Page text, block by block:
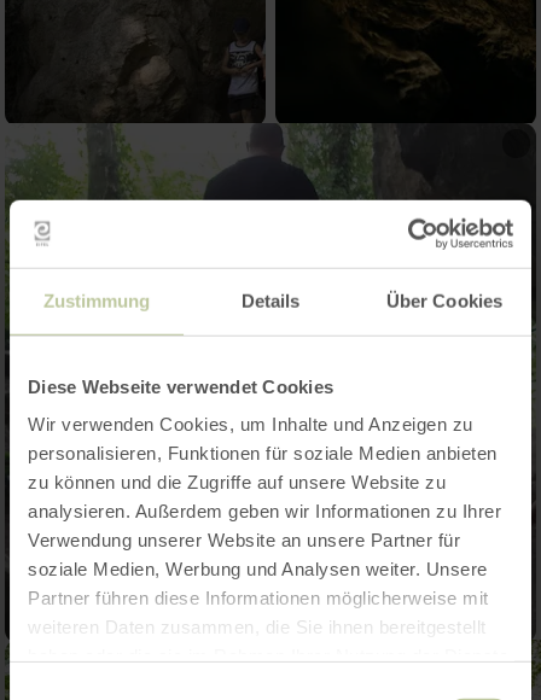
Zustimmung Details Über Cookies
Diese Webseite verwendet Cookies
Wir verwenden Cookies, um Inhalte und Anzeigen zu
personalisieren, Funktionen für soziale Medien anbieten
zu können und die Zugriffe auf unsere Website zu
analysieren. Außerdem geben wir Informationen zu Ihrer
Verwendung unserer Website an unsere Partner für
soziale Medien, Werbung und Analysen weiter. Unsere
Partner führen diese Informationen möglicherweise mit
weiteren Daten zusammen, die Sie ihnen bereitgestellt
Einwilligungsauswahl